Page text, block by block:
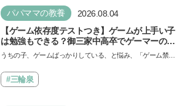
盆…
パパママの教養 2026.08.04
【ゲーム依存度テストつき】ゲームが上手い子
は勉強もできる？御三家中高卒でゲーマーの医
師・阿部智史さんが教えるゲームしながら受験
うちの子、ゲームばっかりしている、と悩み、「ゲーム禁
も…#三輪泉